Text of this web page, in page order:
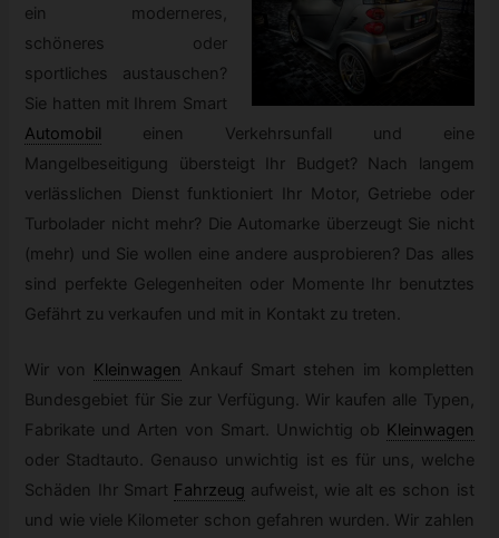
ein moderneres,
schöneres oder
sportliches austauschen?
Sie hatten mit Ihrem Smart
Automobil
einen Verkehrsunfall und eine
Mangelbeseitigung übersteigt Ihr Budget? Nach langem
verlässlichen Dienst funktioniert Ihr Motor, Getriebe oder
Turbolader nicht mehr? Die Automarke überzeugt Sie nicht
(mehr) und Sie wollen eine andere ausprobieren? Das alles
sind perfekte Gelegenheiten oder Momente Ihr benutztes
Gefährt zu verkaufen und mit in Kontakt zu treten.
Wir von Kleinwagen Ankauf Smart stehen im kompletten
Bundesgebiet für Sie zur Verfügung. Wir kaufen alle Typen,
Fabrikate und Arten von Smart. Unwichtig ob Kleinwagen
oder Stadtauto. Genauso unwichtig ist es für uns, welche
Schäden Ihr Smart Fahrzeug aufweist, wie alt es schon ist
und wie viele Kilometer schon gefahren wurden. Wir zahlen